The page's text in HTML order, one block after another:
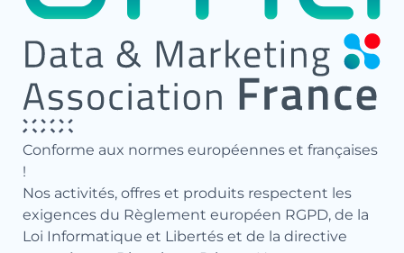
Conforme aux normes européennes et françaises
!
Nos activités, offres et produits respectent les
exigences du Règlement européen RGPD, de la
Loi Informatique et Libertés et de la directive